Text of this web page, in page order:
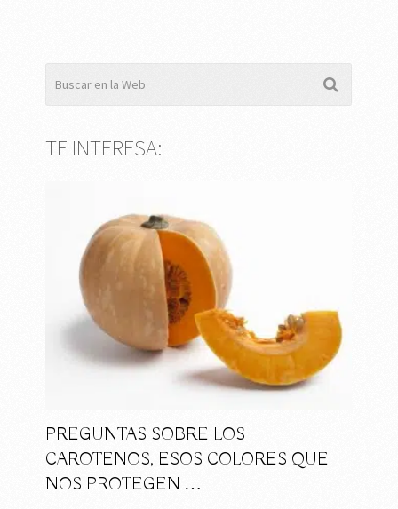
TE INTERESA:
PREGUNTAS SOBRE LOS
CAROTENOS, ESOS COLORES QUE
NOS PROTEGEN …